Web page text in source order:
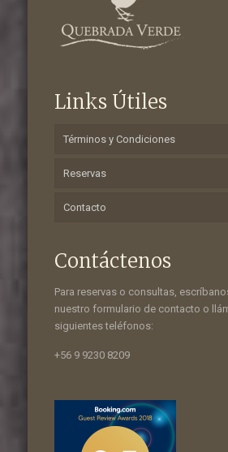
Links Útiles
Términos y Condiciones
Reservas
Contacto
Contáctenos
Para reservas o consultas,
nuestro formulario de contacto o
siguientes teléfonos:
+56 9 9230 8209